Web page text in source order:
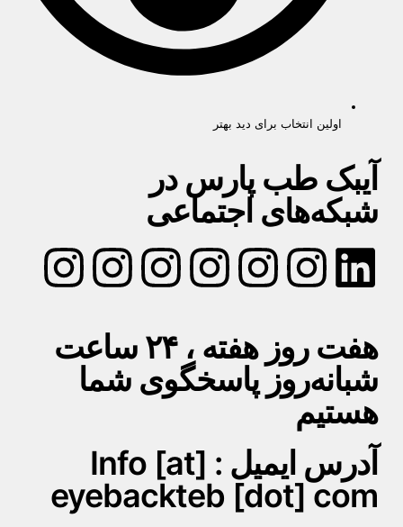
اولین انتخاب برای دید بهتر
آیبک طب پارس در
شبکه‌های اجتماعی
هفت روز هفته ، ۲۴ ساعت
شبانه‌روز پاسخگوی شما
هستیم
آدرس ایمیل : Info [at]
eyebackteb [dot] com